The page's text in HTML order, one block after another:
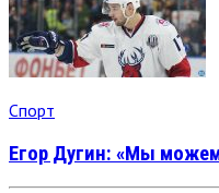
Спорт
Егор Дугин: «Мы